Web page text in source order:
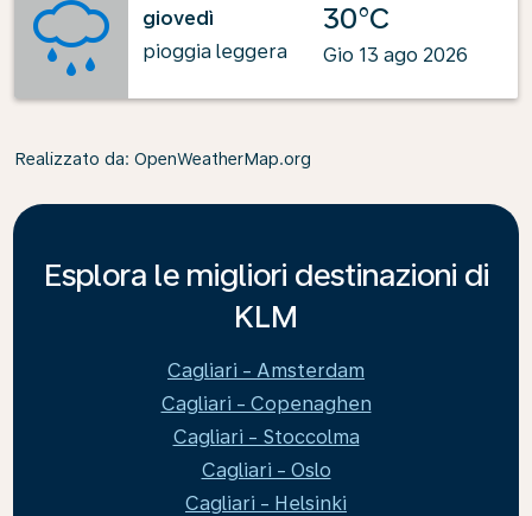
giovedì
pioggia leggera
30°C
Gio 13 ago 2026
Realizzato da: OpenWeatherMap.org
Esplora le migliori destinazioni di
KLM
Cagliari - Amsterdam
Cagliari - Copenaghen
Cagliari - Stoccolma
Cagliari - Oslo
Cagliari - Helsinki